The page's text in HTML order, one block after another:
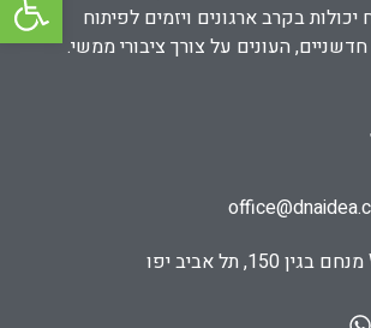
יכולות בקרב ארגונים ויזמים לפיתוח
העונים על צורך ציבורי ממשי.